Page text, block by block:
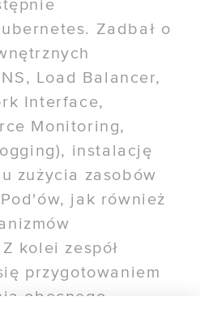
Zadbał o
Load Balancer,
Interface,
Monitoring,
instalację
zużycia zasobów
jak również
kolei zespół
przygotowaniem
obecnego